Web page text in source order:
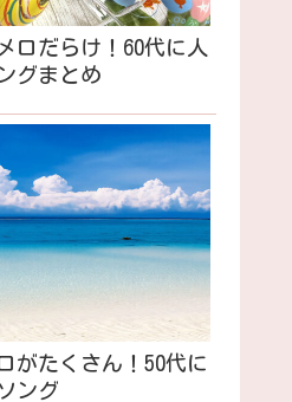
ロだらけ！60代に人
グまとめ
がたくさん！50代に
ング